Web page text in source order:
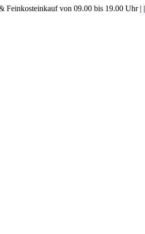
von 09.00 bis 19.00 Uhr | |